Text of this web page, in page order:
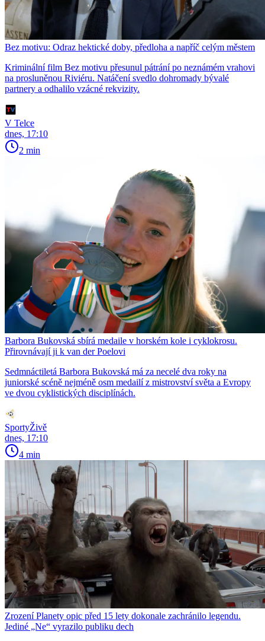
Bez motivu: Odraz hektické doby, předloha a napříč celým městem
Kriminální film Bez motivu přesunul pátrání po neznámém vrahovi
na prosluněnou Riviéru. Natáčení svedlo dohromady bývalé
partnery a odhalilo vzácné rekvizity.
V Telce
dnes, 17:10
2 min
Barbora Bukovská sbírá medaile v horském kole i cyklokrosu.
Přirovnávají ji k van der Poelovi
Sedmnáctiletá Barbora Bukovská má za necelé dva roky na
juniorské scéně nejméně osm medailí z mistrovství světa a Evropy
ve dvou cyklistických disciplínách.
SportyŽivě
dnes, 17:10
4 min
Zrození Planety opic před 15 lety dokonale zachránilo legendu.
Jediné „Ne“ vyrazilo publiku dech